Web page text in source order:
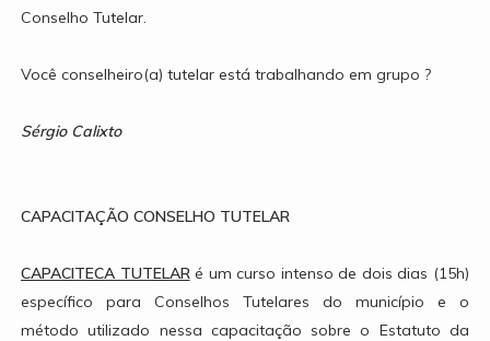
Conselho Tutelar.
Você conselheiro(a) tutelar está trabalhando em grupo ?
Sérgio Calixto
CAPACITAÇÃO CONSELHO TUTELAR
CAPACITECA TUTELARé um curso intenso de dois dias (15h)
específico para Conselhos Tutelares do município e o
método utilizado nessa capacitação sobre o Estatuto da